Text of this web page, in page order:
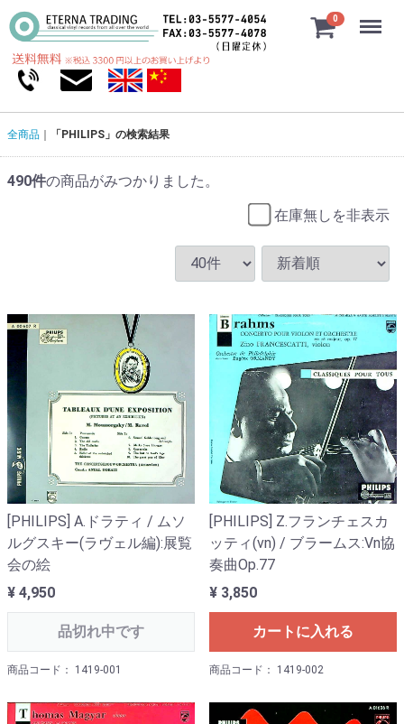
0 Menu
全商品 「PHILIPS」の検索結果
490件の商品がみつかりました。
在庫無しを非表示
[PHILIPS] A.ドラティ / ムソ
ルグスキー(ラヴェル編):展覧
会の絵
¥ 4,950
品切れ中です
商品コード： 1419-001
[PHILIPS] Z.フランチェスカ
ッティ(vn) / ブラームス:Vn協
奏曲Op.77
¥ 3,850
カートに入れる
商品コード： 1419-002